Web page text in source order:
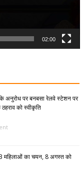
02:00
अनुरोध पर बनबसा रेलवे स्टेशन पर
को स्वीकृति
महिलाओं का चयन, 8 अगस्त को